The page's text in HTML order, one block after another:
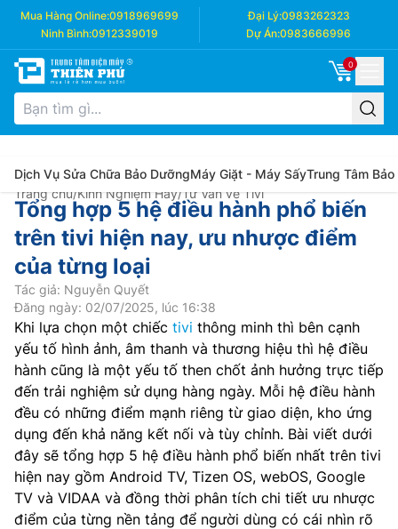
Mua Hàng Online:0918969699 Đại Lý:0983262323
Ninh Bình:0912339019 Dự Án:0983666996
0
Dịch Vụ Sửa Chữa Bảo DưỡngMáy Giặt - Máy SấyTrung Tâm Bảo
Trang chủ/Kinh Nghiệm Hay/Tư Vấn về Tivi
Tổng hợp 5 hệ điều hành phổ biến
trên tivi hiện nay, ưu nhược điểm
của từng loại
Tác giả: Nguyễn Quyết
Đăng ngày: 02/07/2025, lúc 16:38
Khi lựa chọn một chiếc tivi thông minh thì bên cạnh
yếu tố hình ảnh, âm thanh và thương hiệu thì hệ điều
hành cũng là một yếu tố then chốt ảnh hưởng trực tiếp
đến trải nghiệm sử dụng hàng ngày. Mỗi hệ điều hành
đều có những điểm mạnh riêng từ giao diện, kho ứng
dụng đến khả năng kết nối và tùy chỉnh. Bài viết dưới
đây sẽ tổng hợp 5 hệ điều hành phổ biến nhất trên tivi
hiện nay gồm Android TV, Tizen OS, webOS, Google
TV và VIDAA và đồng thời phân tích chi tiết ưu nhược
điểm của từng nền tảng để người dùng có cái nhìn rõ